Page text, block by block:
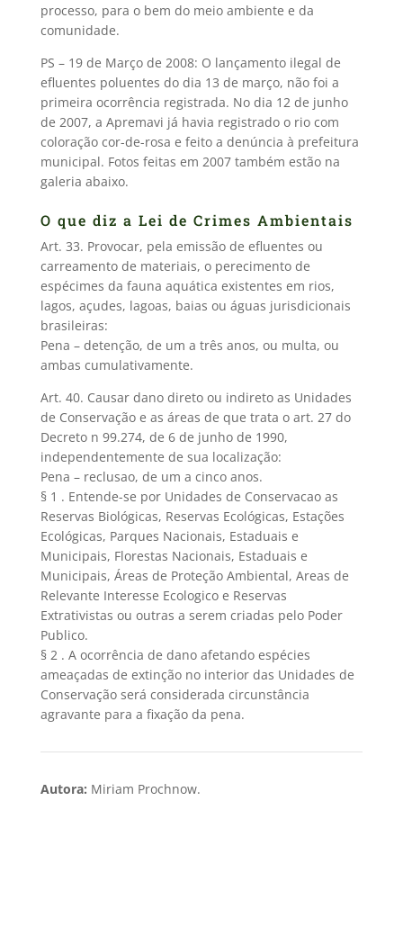
processo, para o bem do meio ambiente e da
comunidade.
PS – 19 de Março de 2008: O lançamento ilegal de
efluentes poluentes do dia 13 de março, não foi a
primeira ocorrência registrada. No dia 12 de junho
de 2007, a Apremavi já havia registrado o rio com
coloração cor-de-rosa e feito a denúncia à prefeitura
municipal. Fotos feitas em 2007 também estão na
galeria abaixo.
O que diz a Lei de Crimes Ambientais
Art. 33. Provocar, pela emissão de efluentes ou
carreamento de materiais, o perecimento de
espécimes da fauna aquática existentes em rios,
lagos, açudes, lagoas, baias ou águas jurisdicionais
brasileiras:
Pena – detenção, de um a três anos, ou multa, ou
ambas cumulativamente.
Art. 40. Causar dano direto ou indireto as Unidades
de Conservação e as áreas de que trata o art. 27 do
Decreto n 99.274, de 6 de junho de 1990,
independentemente de sua localização:
Pena – reclusao, de um a cinco anos.
§ 1 . Entende-se por Unidades de Conservacao as
Reservas Biológicas, Reservas Ecológicas, Estações
Ecológicas, Parques Nacionais, Estaduais e
Municipais, Florestas Nacionais, Estaduais e
Municipais, Áreas de Proteção Ambiental, Areas de
Relevante Interesse Ecologico e Reservas
Extrativistas ou outras a serem criadas pelo Poder
Publico.
§ 2 . A ocorrência de dano afetando espécies
ameaçadas de extinção no interior das Unidades de
Conservação será considerada circunstância
agravante para a fixação da pena.
Autora: Miriam Prochnow.